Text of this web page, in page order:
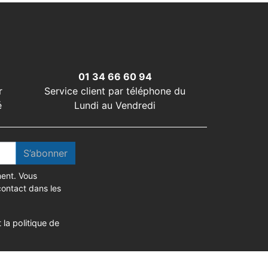
01 34 66 60 94
Service client par téléphone du
Lundi au Vendredi
S’abonner
Vous
dans les
la politique de